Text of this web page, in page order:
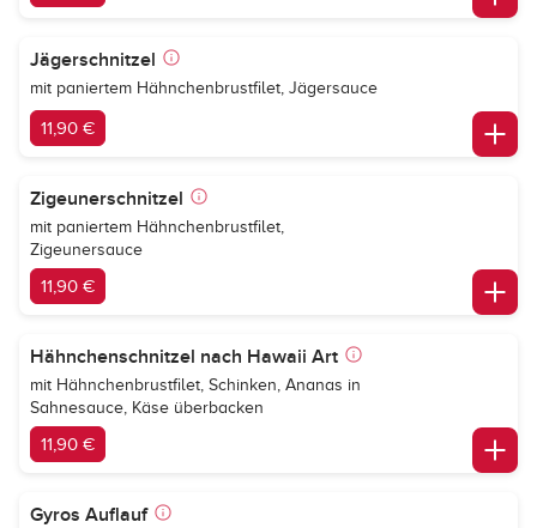
Jägerschnitzel
mit paniertem Hähnchenbrustfilet, Jägersauce
11,90 €
Zigeunerschnitzel
mit paniertem Hähnchenbrustfilet,
Zigeunersauce
11,90 €
Hähnchenschnitzel nach Hawaii Art
mit Hähnchenbrustfilet, Schinken, Ananas in
Sahnesauce, Käse überbacken
11,90 €
Gyros Auflauf